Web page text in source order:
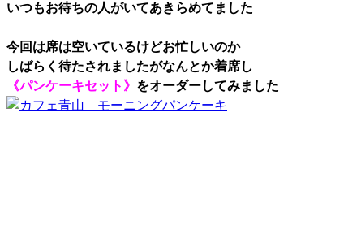
いつもお待ちの人がいてあきらめてました
今回は席は空いているけどお忙しいのか
しばらく待たされましたがなんとか着席し
《パンケーキセット》 をオーダーしてみました